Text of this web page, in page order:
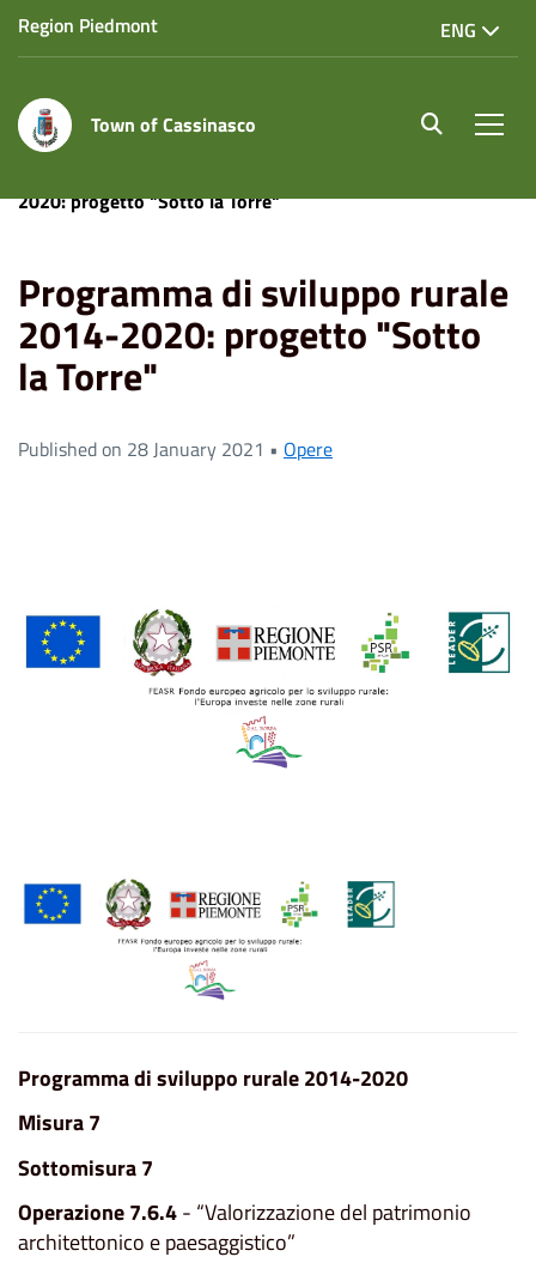
Region Piedmont ENG
Town of Cassinasco site.searc
2020: progetto "Sotto la Torre"
Programma di sviluppo rurale
2014-2020: progetto "Sotto
la Torre"
Published on 28 January 2021 • Opere
Programma di sviluppo rurale 2014-2020
Misura 7
Sottomisura 7
Operazione 7.6.4- “Valorizzazione del patrimonio
architettonico e paesaggistico”